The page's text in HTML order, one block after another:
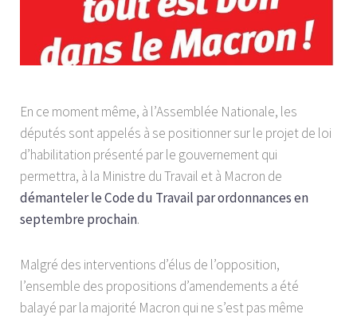
En ce moment même, à l’Assemblée Nationale, les
députés sont appelés à se positionner sur le projet de loi
d’habilitation présenté par le gouvernement qui
permettra, à la Ministre du Travail et à Macron de
démanteler le Code du Travail par ordonnances en
septembre prochain.
Malgré des interventions d’élus de l’opposition,
l’ensemble des propositions d’amendements a été
balayé par la majorité Macron qui ne s’est pas même